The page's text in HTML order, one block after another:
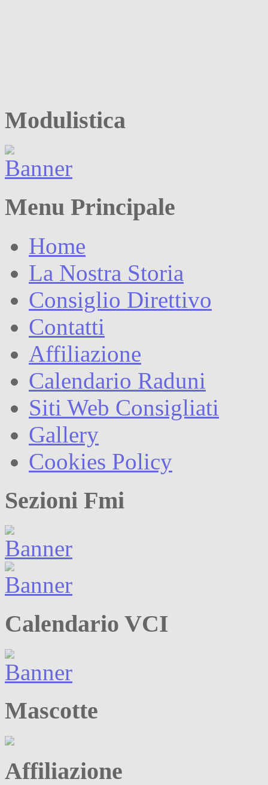
Modulistica
Menu Principale
Home
La Nostra Storia
Consiglio Direttivo
Contatti
Affiliazione
Calendario Raduni
Siti Web Consigliati
Gallery
Cookies Policy
Sezioni Fmi
Calendario VCI
Mascotte
Affiliazione